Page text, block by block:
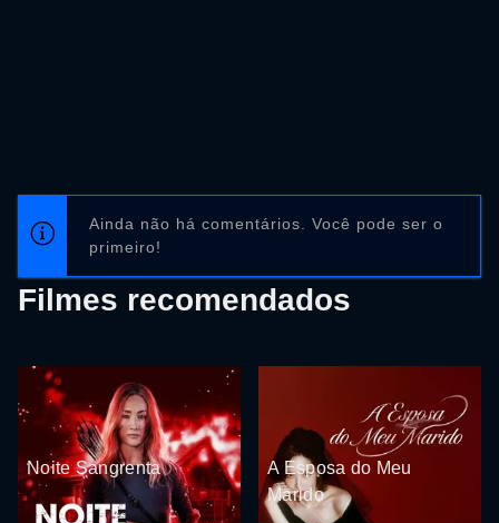
Ainda não há comentários. Você pode ser o
primeiro!
Filmes recomendados
Noite Sangrenta
A Esposa do Meu
Marido